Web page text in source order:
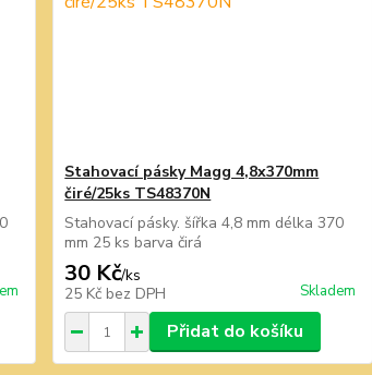
Stahovací pásky Magg 4,8x370mm
čiré/25ks TS48370N
Stahovací pásky. šířka 4,8 mm délka 370
mm 25 ks barva čirá
30 Kč/ks
25 Kč bez DPH Skladem
Přidat do košíku